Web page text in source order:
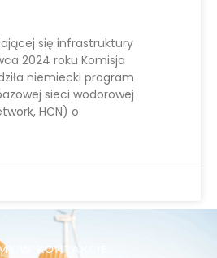
się infrastruktury
2024 roku Komisja
niemiecki program
sieci wodorowej
HCN) o
W KONTAKCIE